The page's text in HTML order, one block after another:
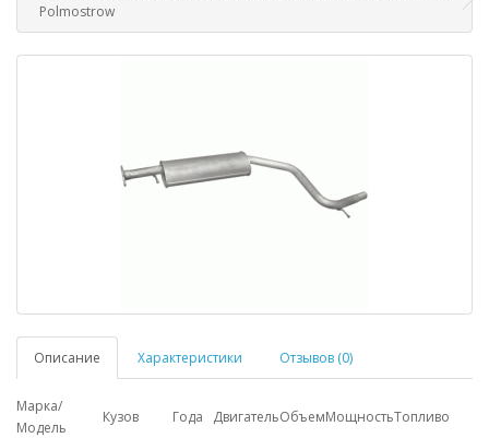
Polmostrow
Описание Характеристики Отзывов (0)
Марка/
Модель
Кузов Года ДвигательОбъемМощностьТопливо